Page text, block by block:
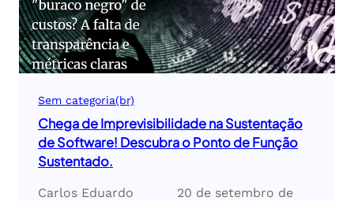
Sem categoria(br)
Chega de Imprevisibilidade na Sustentação
de Software! Descubra o Ponto de Função
Sustentado.
Carlos Eduardo
20 de setembro de